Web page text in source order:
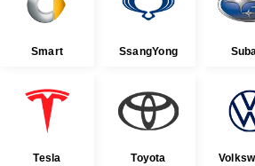
Smart SsangYong
Tesla Toyota